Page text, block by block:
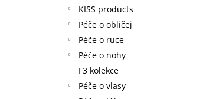
KISS products
Péče o obličej
Péče o ruce
Péče o nohy
F3 kolekce
Péče o vlasy